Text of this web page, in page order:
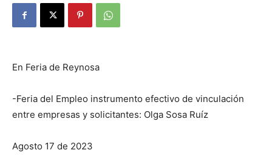
En Feria de Reynosa
-Feria del Empleo instrumento efectivo de vinculación
entre empresas y solicitantes: Olga Sosa Ruíz
Agosto 17 de 2023